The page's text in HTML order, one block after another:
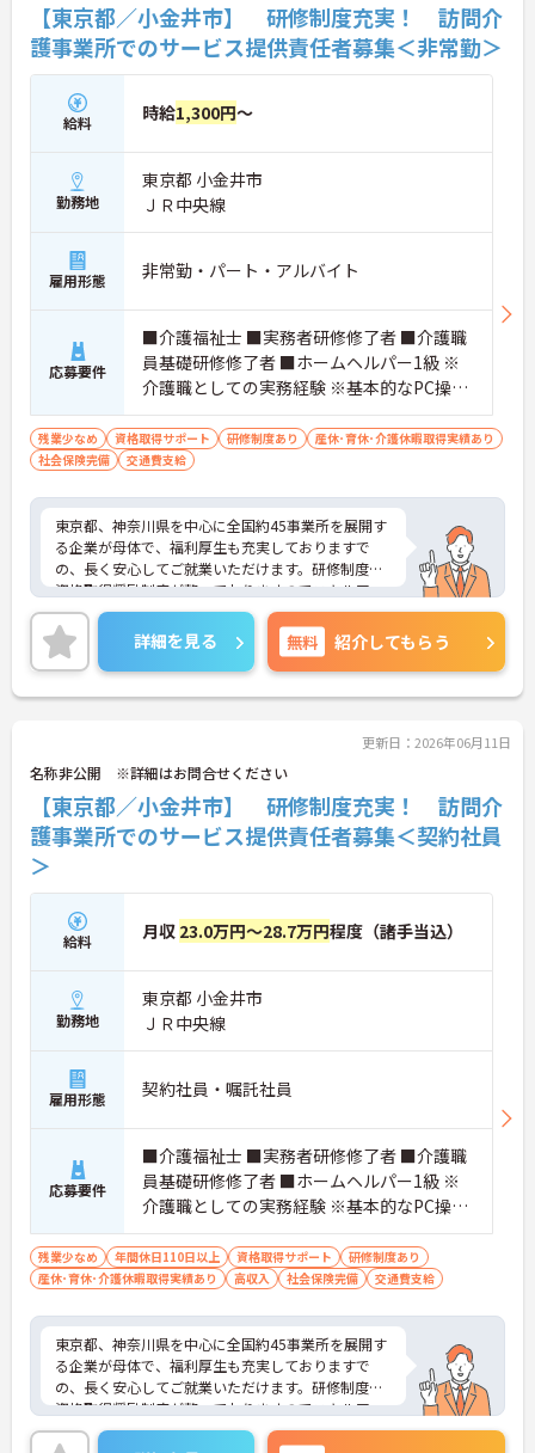
【東京都／小金井市】 研修制度充実！ 訪問介
護事業所でのサービス提供責任者募集＜非常勤＞
給料 時給1,300円～
勤務地
東京都 小金井市
ＪＲ中央線
雇用形態 非常勤・パート・アルバイト
応募要件
■介護福祉士 ■実務者研修修了者 ■介護職
員基礎研修修了者 ■ホームヘルパー1級 ※
介護職としての実務経験 ※基本的なPC操作
ができる方 ※地域によっては、普通自動車
運転免許(AT限定可)が必要となる場合があ
ります。
残業少なめ 資格取得サポート 研修制度あり
産休･育休･介護休暇取得実績あり
社会保険完備
交通費支給
東京都、神奈川県を中心に全国約45事業所を展開す
る企業が母体で、福利厚生も充実しておりますで
の、長く安心してご就業いただけます。研修制度や
資格取得奨励制度が整っておりますのでスキルアッ
プも目指せる環境です。
ご興味のある方は是非お気軽にお問い合わせ下さ
い。
詳細を見る 無料 紹介してもらう
更新日：2026年06月11日
名称非公開 ※詳細はお問合せください
【東京都／小金井市】 研修制度充実！ 訪問介
護事業所でのサービス提供責任者募集＜契約社員
＞
給料 月収 23.0万円～28.7万円程度（諸手当込）
勤務地
東京都 小金井市
ＪＲ中央線
雇用形態 契約社員・嘱託社員
応募要件
■介護福祉士 ■実務者研修修了者 ■介護職
員基礎研修修了者 ■ホームヘルパー1級 ※
介護職としての実務経験 ※基本的なPC操作
ができる方 ※地域によっては、普通自動車
運転免許(AT限定可)が必要となる場合があ
ります。
残業少なめ 年間休日110日以上 資格取得サポート
研修制度あり
産休･育休･介護休暇取得実績あり
高収入 社会保険完備 交通費支給
東京都、神奈川県を中心に全国約45事業所を展開す
る企業が母体で、福利厚生も充実しておりますで
の、長く安心してご就業いただけます。研修制度や
資格取得奨励制度が整っておりますのでスキルアッ
プも目指せる環境です。